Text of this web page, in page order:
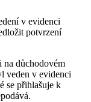
v evidenci
potvrzení
na důchodovém
veden v evidenci
se přihlašuje k